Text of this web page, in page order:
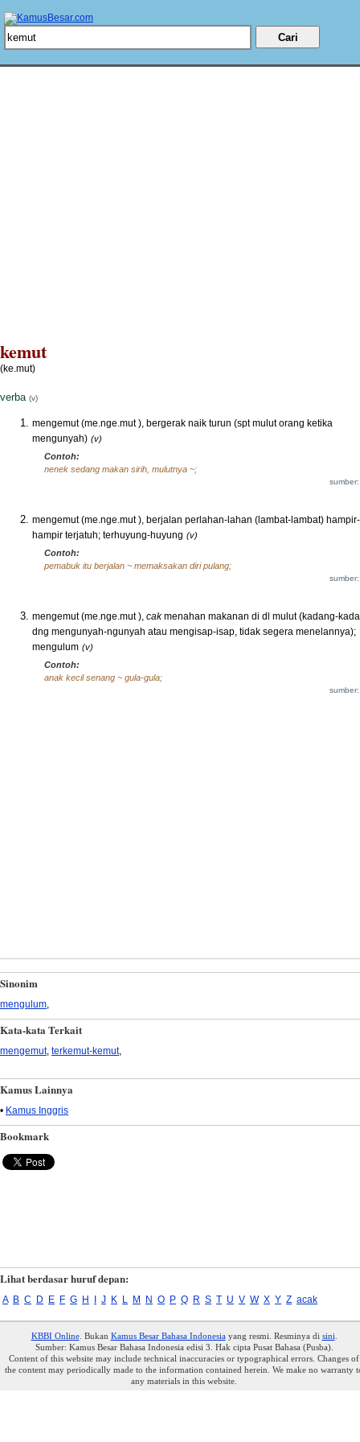
kemut
(ke.mut)
verba (v)
mengemut (me.nge.mut ), bergerak naik turun (spt mulut orang ketika
mengunyah) (v)
Contoh:
nenek sedang makan sirih, mulutnya ~;
mengemut (me.nge.mut ), berjalan perlahan-lahan (lambat-lambat) hampir-
hampir terjatuh; terhuyung-huyung (v)
Contoh:
pemabuk itu berjalan ~ memaksakan diri pulang;
mengemut (me.nge.mut ), cakmenahan makanan di dl mulut (kadang-
dng mengunyah-ngunyah atau mengisap-isap, tidak segera menelannya);
mengulum (v)
Contoh:
anak kecil senang ~ gula-gula;
Sinonim
mengulum
Kata-kata Terkait
mengemut, terkemut-kemut,
Kamus Lainnya
• Kamus Inggris
Bookmark
Lihat berdasar huruf depan:
A B C D E F G H I J K L M N O P Q R S T U V W X Y Z acak
KBBI Online. Bukan Kamus Besar Bahasa Indonesiayang resmi. Resminya di sini
Sumber: Kamus Besar Bahasa Indonesia edisi 3. Hak cipta Pusat Bahasa (Pusba).
Content of this website may include technical inaccuracies or typographical errors. Changes of
the content may periodically made to the information contained herein. We make no warranty
any materials in this website.